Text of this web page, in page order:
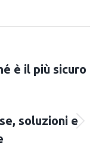
è il più sicuro
soluzioni e